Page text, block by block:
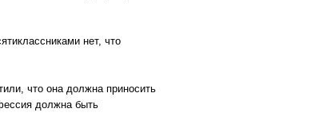
нет, что
что она должна приносить
должна быть